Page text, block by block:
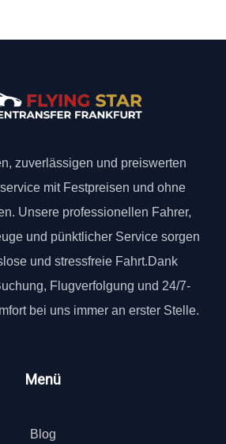
zuverlässigen und preiswerten
mit Festpreisen und ohne
Unsere professionellen Fahrer,
und pünktlicher Service sorgen
und stressfreie Fahrt.Dank
Flugverfolgung und 24/7-
bei uns immer an erster Stelle.
Menü
Blog